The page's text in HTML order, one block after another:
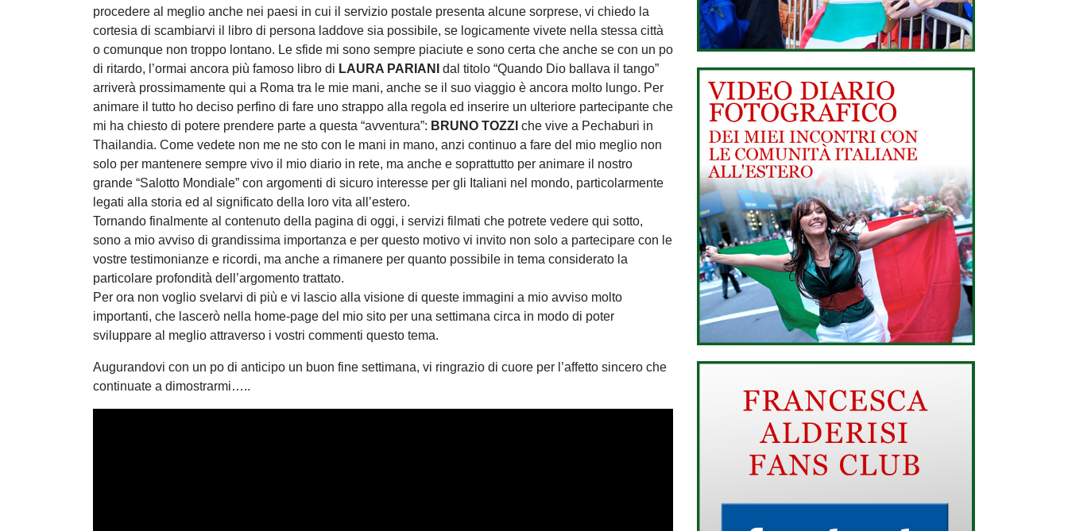
procedere al meglio anche nei paesi in cui il servizio postale presenta alcune sorprese, vi chiedo la
cortesia di scambiarvi il libro di persona laddove sia possibile, se logicamente vivete nella stessa città
o comunque non troppo lontano. Le sfide mi sono sempre piaciute e sono certa che anche se con un po
di ritardo, l’ormai ancora più famoso libro di LAURA PARIANI
dal titolo “Quando Dio ballava il tango”
arriverà prossimamente qui a Roma tra le mie mani, anche se il suo viaggio è ancora molto lungo. Per
animare il tutto ho deciso perfino di fare uno strappo alla regola ed inserire un ulteriore partecipante che
mi ha chiesto di potere prendere parte a questa “avventura”: BRUNO TOZZI che vive a Pechaburi in
Thailandia. Come vedete non me ne sto con le mani in mano, anzi continuo a fare del mio meglio non
solo per mantenere sempre vivo il mio diario in rete, ma anche e soprattutto per animare il nostro
grande “Salotto Mondiale” con argomenti di sicuro interesse per gli Italiani nel mondo, particolarmente
legati alla storia ed al significato della loro vita all’estero.
Tornando finalmente al contenuto della pagina di oggi, i servizi filmati che potrete vedere qui sotto,
sono a mio avviso di grandissima importanza e per questo motivo vi invito non solo a partecipare con le
vostre testimonianze e ricordi, ma anche a rimanere per quanto possibile in tema considerato la
particolare profondità dell’argomento trattato.
Per ora non voglio svelarvi di più e vi lascio alla visione di queste immagini a mio avviso molto
importanti, che lascerò nella home-page del mio sito per una settimana circa in modo di poter
sviluppare al meglio attraverso i vostri commenti questo tema.
Augurandovi con un po di anticipo un buon fine settimana, vi ringrazio di cuore per l’affetto sincero che
continuate a dimostrarmi…..